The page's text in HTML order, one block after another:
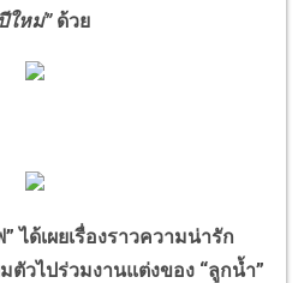
ใหม่”ด้วย
ด้เผยเรื่องราวความน่ารัก
ตัวไปร่วมงานแต่งของ “ลูกน้ำ”